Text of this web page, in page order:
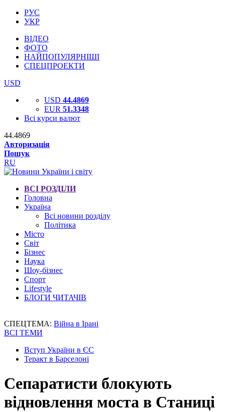
РУС
УКР
ВІДЕО
ФОТО
НАЙПОПУЛЯРНІШІ
СПЕЦПРОЕКТИ
USD
USD 44.4869
EUR 51.3348
Всі курси валют
44.4869
Авторизація
Пошук
RU
ВСІ РОЗДІЛИ
Головна
Україна
Всі новини розділу
Політика
Місто
Світ
Бізнес
Наука
Шоу-бізнес
Спорт
Lifestyle
БЛОГИ ЧИТАЧІВ
СПЕЦТЕМА: Війна в Ірані
ВСІ ТЕМИ
Вступ України в ЄС
Теракт в Барселоні
Cепаратисти блокують
відновлення моста в Станиці